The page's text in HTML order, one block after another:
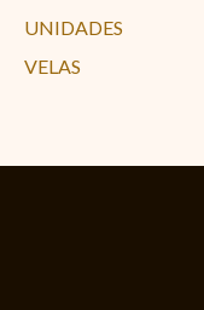
UNIDADES
VELAS